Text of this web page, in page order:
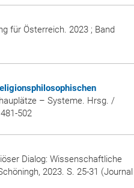
für Österreich. 2023 ; Band
– Systeme. Hrsg. /
502
Dialog: Wissenschaftliche
2023. S. 25-31 (Journal